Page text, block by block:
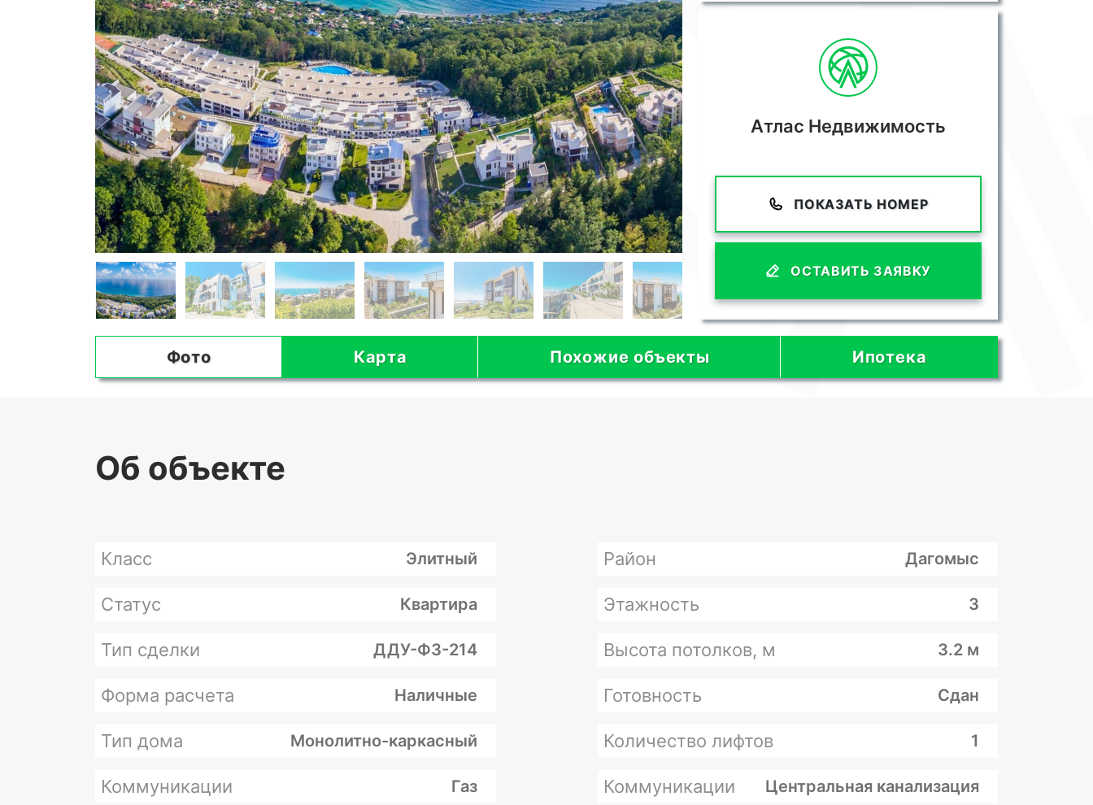
Атлас Недвижимость
ПОКАЗАТЬ НОМЕР
ОСТАВИТЬ ЗАЯВКУ
Фото Карта Похожие объекты Ипотека
Об объекте
Класс Элитный Район Дагомыс
Статус Квартира Этажность 3
Тип сделки ДДУ-ФЗ-214 Высота потолков, м 3.2 м
Форма расчета Наличные Готовность Сдан
Тип дома Монолитно-каркасный Количество лифтов 1
Коммуникации Газ Коммуникации Центральная канализация